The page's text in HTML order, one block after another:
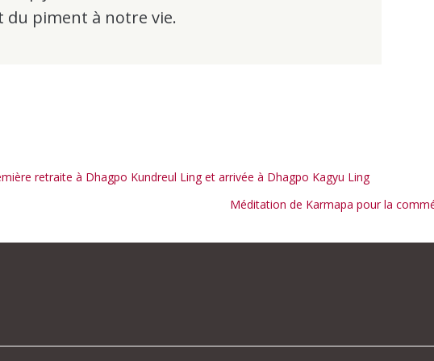
piment à notre vie.
retraite à Dhagpo Kundreul Ling et arrivée à Dhagpo Kagyu Ling
Méditation de Karmapa pour la